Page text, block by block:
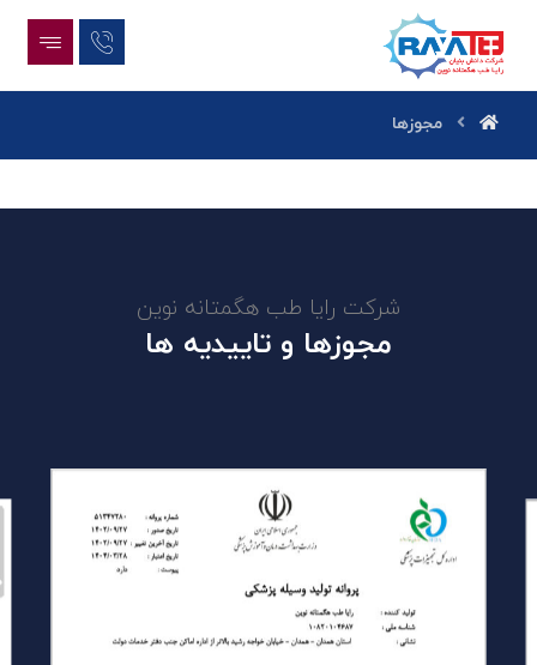
مجوزها
شرکت رایا طب هگمتانه نوین
مجوزها و تاییدیه ها